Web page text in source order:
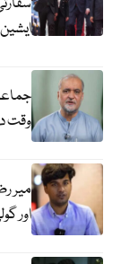
وقت
میر
اور